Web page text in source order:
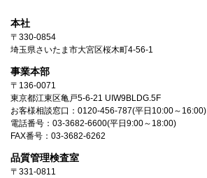
本社
〒330-0854
埼玉県さいたま市大宮区桜木町4-56-1
事業本部
〒136-0071
東京都江東区亀戸5-6-21 UIW9BLDG.5F
お客様相談窓口： 0120-456-787(平日10:00～16:00)
電話番号： 03-3682-6600(平日9:00～18:00)
FAX番号：03-3682-6262
品質管理検査室
〒331-0811